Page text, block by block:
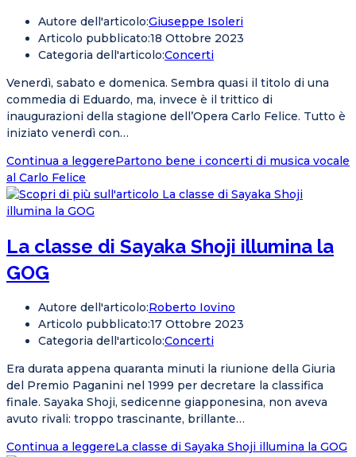
Autore dell'articolo:Giuseppe Isoleri
Articolo pubblicato:18 Ottobre 2023
Categoria dell'articolo:Concerti
Venerdì, sabato e domenica. Sembra quasi il titolo di una
commedia di Eduardo, ma, invece è il trittico di
inaugurazioni della stagione dell’Opera Carlo Felice. Tutto è
iniziato venerdì con…
Continua a leggerePartono bene i concerti di musica vocale
al Carlo Felice
La classe di Sayaka Shoji illumina la
GOG
Autore dell'articolo:Roberto Iovino
Articolo pubblicato:17 Ottobre 2023
Categoria dell'articolo:Concerti
Era durata appena quaranta minuti la riunione della Giuria
del Premio Paganini nel 1999 per decretare la classifica
finale. Sayaka Shoji, sedicenne giapponesina, non aveva
avuto rivali: troppo trascinante, brillante…
Continua a leggereLa classe di Sayaka Shoji illumina la GOG